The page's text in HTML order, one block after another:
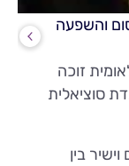
והשפעה
זוכה
סוציאלית
בין